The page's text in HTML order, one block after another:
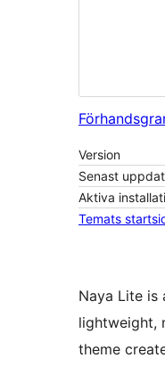
Version
Senast
Aktiva
Temats
Naya Lite is
lightweight,
theme